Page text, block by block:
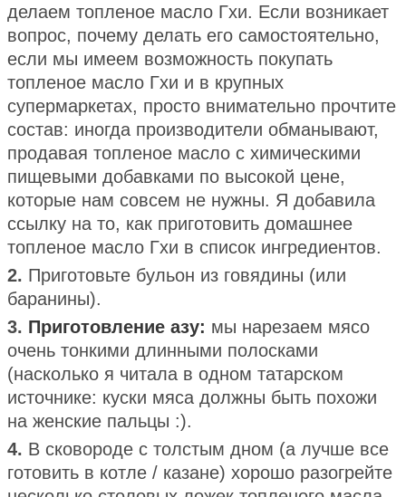
делаем топленое масло Гхи. Если возникает
вопрос, почему делать его самостоятельно,
если мы имеем возможность покупать
топленое масло Гхи и в крупных
супермаркетах, просто внимательно прочтите
состав: иногда производители обманывают,
продавая топленое масло с химическими
пищевыми добавками по высокой цене,
которые нам совсем не нужны. Я добавила
ссылку на то, как приготовить домашнее
топленое масло Гхи в список ингредиентов.
2. Приготовьте бульон из говядины (или
баранины).
3. Приготовление азу: мы нарезаем мясо
очень тонкими длинными полосками
(насколько я читала в одном татарском
источнике: куски мяса должны быть похожи
на женские пальцы :).
4. В сковороде с толстым дном (а лучше все
готовить в котле / казане) хорошо разогрейте